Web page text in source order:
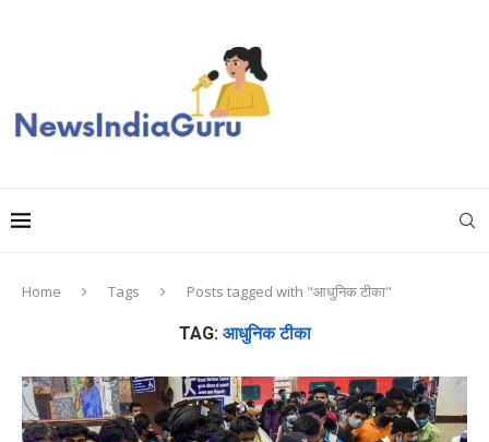
Home Tags Posts tagged with "आधुनिक टीका"
TAG: आधुनिक टीका